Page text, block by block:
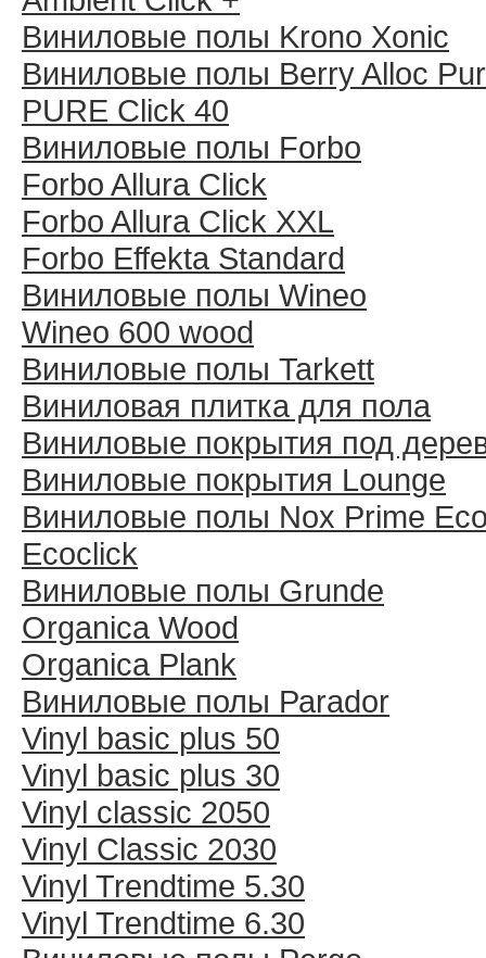
Виниловые полы Krono Xonic
Виниловые полы Berry Alloc
PURE Click 40
Виниловые полы Forbo
Forbo Allura Click
Forbo Allura Click XXL
Forbo Effekta Standard
Виниловые полы Wineo
Wineo 600 wood
Виниловые полы Tarkett
Виниловая плитка для пола
Виниловые покрытия под
Виниловые покрытия Lounge
Виниловые полы Nox Prime
Ecoclick
Виниловые полы Grunde
Organica Wood
Organica Plank
Виниловые полы Раrador
Vinyl basic plus 50
Vinyl basic plus 30
Vinyl classic 2050
Vinyl Classic 2030
Vinyl Trendtime 5.30
Vinyl Trendtime 6.30